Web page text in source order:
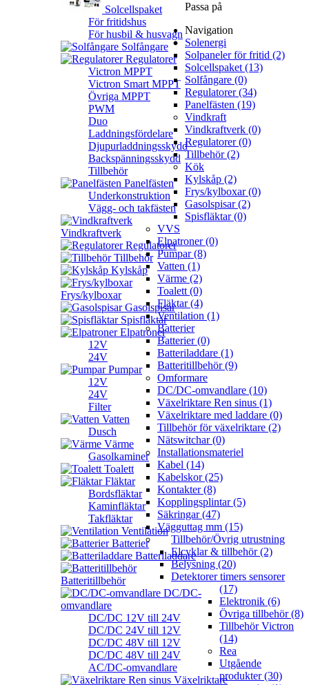
Solcellspaket
För fritidshus
För husbil & husvagn
Solfångare
Regulatorer
Victron MPPT
Victron Smart MPPT
Övriga MPPT
PWM
Duo
Laddningsfördelare
Djupurladdningsskydd
Backspänningsskydd
Tillbehör
Panelfästen
Underkonstruktion
Vägg- och takfästen
Vindkraftverk
Regulatorer
Tillbehör
Kylskåp
Frys/kylboxar
Gasolspisar
Spisfläktar
Elpatroner
12V
24V
Pumpar
12V
24V
Filter
Vatten
Dusch
Värme
Gasolkaminer
Toalett
Fläktar
Bordsfläktar
Kaminfläktar
Takfläktar
Ventilation
Batterier
Batteriladdare
Batteritillbehör
DC/DC-
omvandlare
DC/DC 12V till 24V
DC/DC 24V till 12V
DC/DC 48V till 12V
DC/DC 48V till 24V
AC/DC-omvandlare
Växelriktare
Passa på
Navigation
Solenergi
Solpaneler för fritid (2)
Solcellspaket (13)
Solfångare (0)
Regulatorer (34)
Panelfästen (19)
Vindkraft
Vindkraftverk (0)
Regulatorer (0)
Tillbehör (2)
Kök
Kylskåp (2)
Frys/kylboxar (0)
Gasolspisar (2)
Spisfläktar (0)
VVS
Elpatroner (0)
Pumpar (8)
Vatten (1)
Värme (2)
Toalett (0)
Fläktar (4)
Ventilation (1)
Batterier
Batterier (0)
Batteriladdare (1)
Batteritillbehör (9)
Omformare
DC/DC-omvandlare (10)
Växelriktare Ren sinus (1)
Växelriktare med laddare (0)
Tillbehör för växelriktare (2)
Nätswitchar (0)
Installationsmateriel
Kabel (14)
Kabelskor (25)
Kontakter (8)
Kopplingsplintar (5)
Säkringar (47)
Vägguttag mm (15)
Tillbehör/Övrig utrustning
Elcyklar & tillbehör (2)
Belysning (20)
Detektorer timers sensorer
(17)
Elektronik (6)
Övriga tillbehör (8)
Tillbehör Victron
(14)
Rea
Utgående
produkter (30)